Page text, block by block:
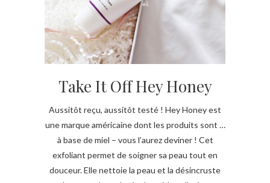
Take It Off Hey Honey
Aussitôt reçu, aussitôt testé ! Hey Honey est
une marque américaine dont les produits sont …
à base de miel – vous l’aurez deviner ! Cet
exfoliant permet de soigner sa peau tout en
douceur. Elle nettoie la peau et la désincruste